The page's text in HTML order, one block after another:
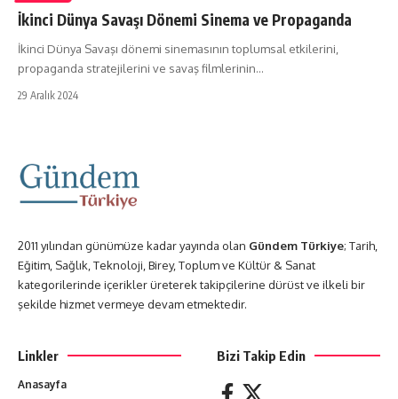
İkinci Dünya Savaşı Dönemi Sinema ve Propaganda
İkinci Dünya Savaşı dönemi sinemasının toplumsal etkilerini,
propaganda stratejilerini ve savaş filmlerinin…
29 Aralık 2024
2011 yılından günümüze kadar yayında olan Gündem Türkiye; Tarih,
Eğitim, Sağlık, Teknoloji, Birey, Toplum ve Kültür & Sanat
kategorilerinde içerikler üreterek takipçilerine dürüst ve ilkeli bir
şekilde hizmet vermeye devam etmektedir.
Linkler
Anasayfa
Bizi Takip Edin